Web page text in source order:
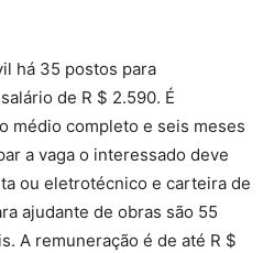
há 35 postos para
de R $ 2.590. É
médio completo e seis meses
a vaga o interessado deve
ou eletrotécnico e carteira de
ajudante de obras são 55
A remuneração é de até R $